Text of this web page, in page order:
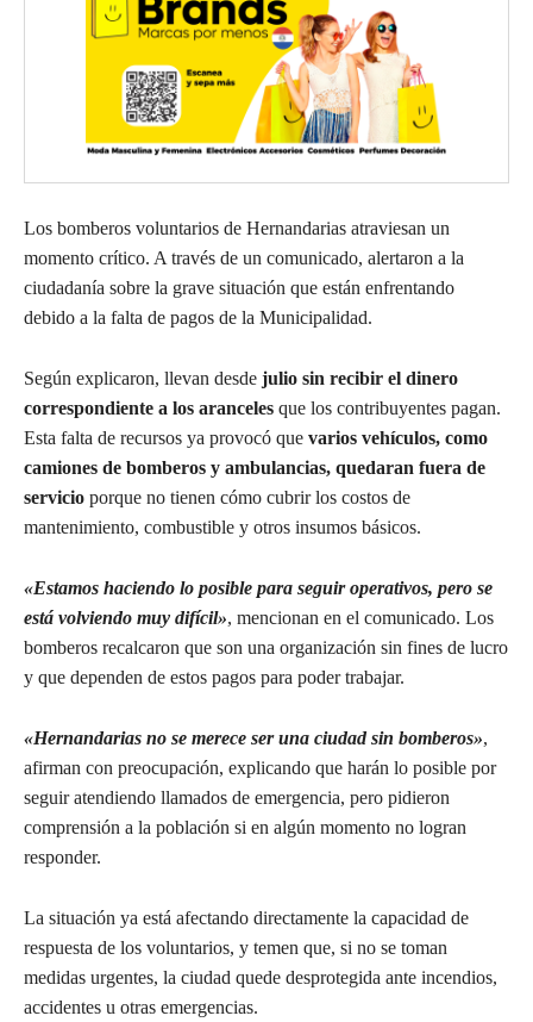
Los bomberos voluntarios de Hernandarias atraviesan un
momento crítico. A través de un comunicado, alertaron a la
ciudadanía sobre la grave situación que están enfrentando
debido a la falta de pagos de la Municipalidad.
Según explicaron, llevan desde julio sin recibir el dinero
correspondiente a los aranceles que los contribuyentes pagan.
Esta falta de recursos ya provocó que varios vehículos, como
camiones de bomberos y ambulancias, quedaran fuera de
servicio porque no tienen cómo cubrir los costos de
mantenimiento, combustible y otros insumos básicos.
«Estamos haciendo lo posible para seguir operativos, pero se
está volviendo muy difícil», mencionan en el comunicado. Los
bomberos recalcaron que son una organización sin fines de lucro
y que dependen de estos pagos para poder trabajar.
«Hernandarias no se merece ser una ciudad sin bomberos»,
afirman con preocupación, explicando que harán lo posible por
seguir atendiendo llamados de emergencia, pero pidieron
comprensión a la población si en algún momento no logran
responder.
La situación ya está afectando directamente la capacidad de
respuesta de los voluntarios, y temen que, si no se toman
medidas urgentes, la ciudad quede desprotegida ante incendios,
accidentes u otras emergencias.